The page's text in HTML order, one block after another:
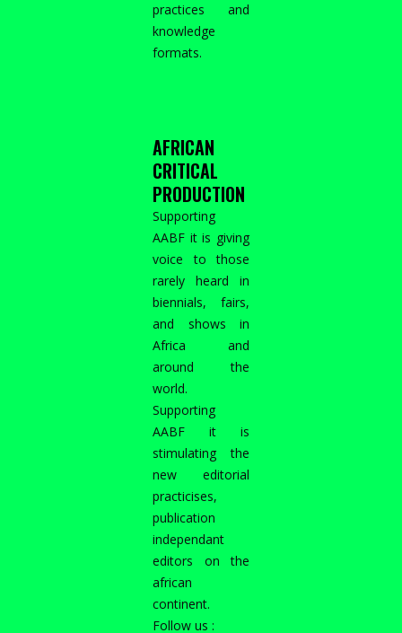
practices and
knowledge
formats.
AFRICAN
CRITICAL
PRODUCTION
Supporting
AABF it is giving
voice to those
rarely heard in
biennials, fairs,
and shows in
Africa and
around the
world.
Supporting
AABF it is
stimulating the
new editorial
practicises,
publication
independant
editors on the
african
continent.
Follow us :